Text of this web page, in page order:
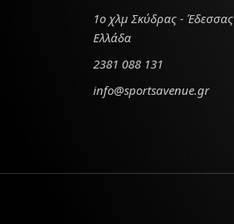
1ο χλμ Σκύδρας - Έδεσσας
Ελλάδα
2381 088 131
info@sportsavenue.gr